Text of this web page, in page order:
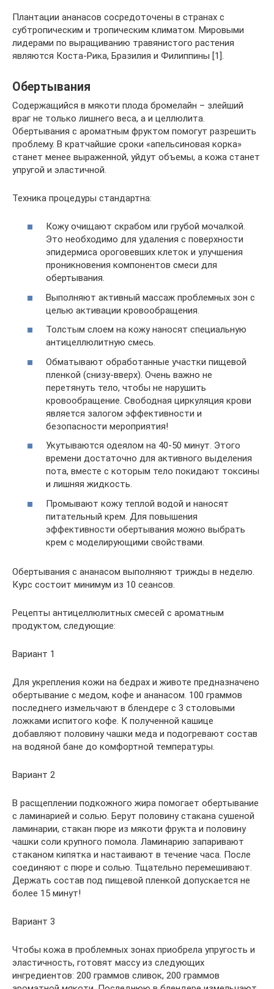
Плантации ананасов сосредоточены в странах с
субтропическим и тропическим климатом. Мировыми
лидерами по выращиванию травянистого растения
являются Коста-Рика, Бразилия и Филиппины [1].
Обертывания
Содержащийся в мякоти плода бромелайн – злейший
враг не только лишнего веса, а и целлюлита.
Обертывания с ароматным фруктом помогут разрешить
проблему. В кратчайшие сроки «апельсиновая корка»
станет менее выраженной, уйдут объемы, а кожа станет
упругой и эластичной.
Техника процедуры стандартна:
Кожу очищают скрабом или грубой мочалкой.
Это необходимо для удаления с поверхности
эпидермиса ороговевших клеток и улучшения
проникновения компонентов смеси для
обертывания.
Выполняют активный массаж проблемных зон с
целью активации кровообращения.
Толстым слоем на кожу наносят специальную
антицеллюлитную смесь.
Обматывают обработанные участки пищевой
пленкой (снизу-вверх). Очень важно не
перетянуть тело, чтобы не нарушить
кровообращение. Свободная циркуляция крови
является залогом эффективности и
безопасности мероприятия!
Укутываются одеялом на 40-50 минут. Этого
времени достаточно для активного выделения
пота, вместе с которым тело покидают токсины
и лишняя жидкость.
Промывают кожу теплой водой и наносят
питательный крем. Для повышения
эффективности обертывания можно выбрать
крем с моделирующими свойствами.
Обертывания с ананасом выполняют трижды в неделю.
Курс состоит минимум из 10 сеансов.
Рецепты антицеллюлитных смесей с ароматным
продуктом, следующие:
Вариант 1
Для укрепления кожи на бедрах и животе предназначено
обертывание с медом, кофе и ананасом. 100 граммов
последнего измельчают в блендере с 3 столовыми
ложками испитого кофе. К полученной кашице
добавляют половину чашки меда и подогревают состав
на водяной бане до комфортной температуры.
Вариант 2
В расщеплении подкожного жира помогает обертывание
с ламинарией и солью. Берут половину стакана сушеной
ламинарии, стакан пюре из мякоти фрукта и половину
чашки соли крупного помола. Ламинарию запаривают
стаканом кипятка и настаивают в течение часа. После
соединяют с пюре и солью. Тщательно перемешивают.
Держать состав под пищевой пленкой допускается не
более 15 минут!
Вариант 3
Чтобы кожа в проблемных зонах приобрела упругость и
эластичность, готовят массу из следующих
ингредиентов: 200 граммов сливок, 200 граммов